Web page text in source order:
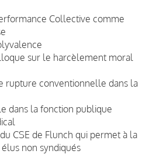
Collective comme
sur le harcèlement moral
rupture conventionnelle dans la
dans la fonction publique
CSE de Flunch qui permet à la
non syndiqués